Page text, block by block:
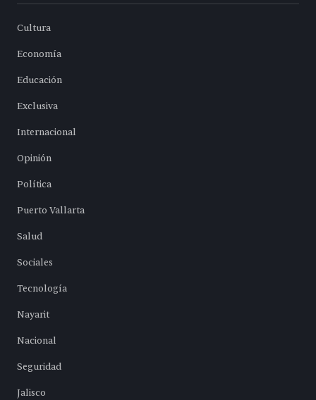
Cultura
Economía
Educación
Exclusiva
Internacional
Opinión
Política
Puerto Vallarta
Salud
Sociales
Tecnología
Nayarit
Nacional
Seguridad
Jalisco